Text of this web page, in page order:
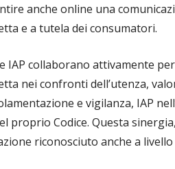
anche online una
e a tutela dei consumatori.
e IAP collaborano attivamente
nei confronti dell’utenza,
e vigilanza, IAP
proprio Codice. Questa
riconosciuto anche a